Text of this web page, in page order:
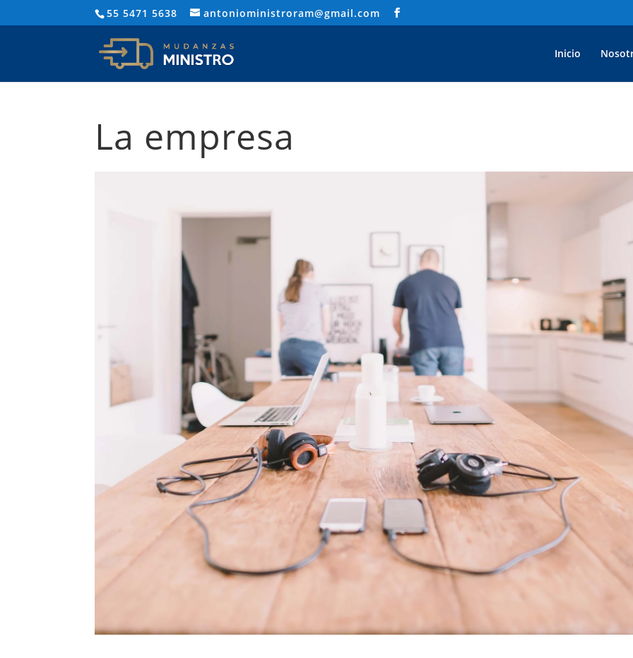
55 5471 5638 antonioministroram@gmail.com
Inicio
La empresa